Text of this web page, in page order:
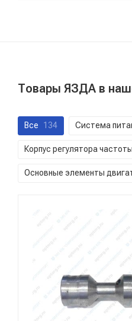
Товары ЯЗДА в
Все 134 Система
Корпус регулятора
Основные элементы